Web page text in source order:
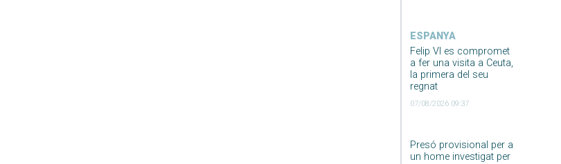
ESPANYA
Felip VI es compromet
a fer una visita a Ceuta,
la primera del seu
regnat
07/08/2026 09:37
Presó provisional per a
un home investigat per